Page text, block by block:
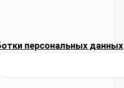
персональных данных